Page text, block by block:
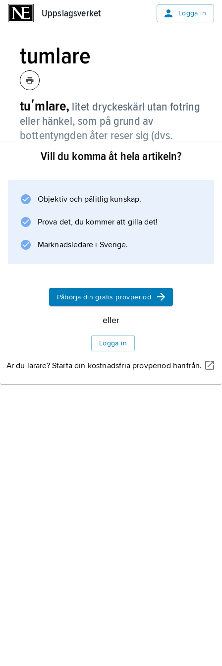
Uppslagsverket Logga in
tumlare
tuʹmlare, litet dryckeskärl utan fotring
eller hänkel, som på grund av
bottentyngden åter reser sig (dvs.
tumlar) om man lagt det på sidan.
termen avse ett dricksglas av ovannämnda
sig.
Vill du komma åt hela artikeln?
Objektiv och pålitlig kunskap.
Prova det, du kommer att gilla det!
Marknadsledare i Sverige.
Påbörja din gratis provperiod
eller
Logga in
Är du lärare? Starta din kostnadsfria provperiod härifrån.